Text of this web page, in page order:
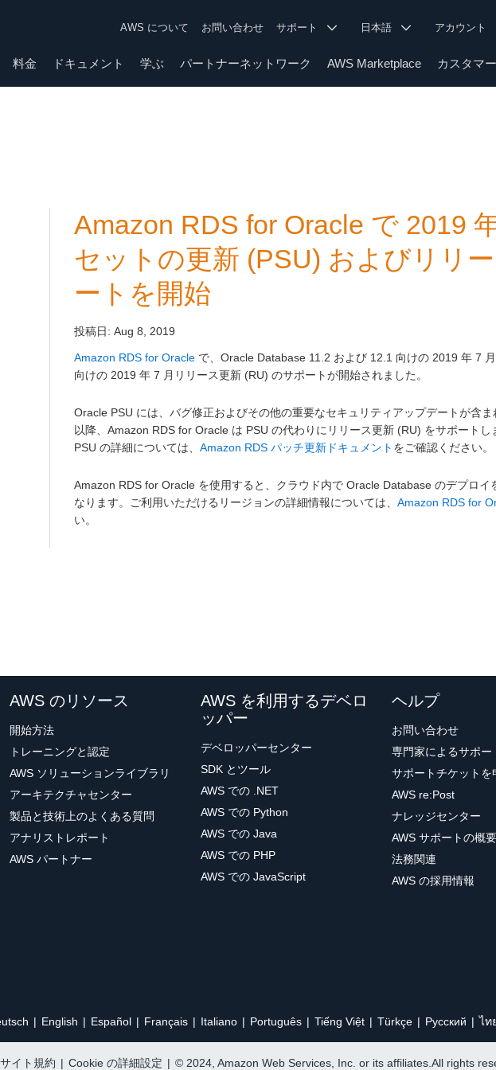
AWS について お問い合わせ サポート 日本語 アカウント
料金 ドキュメント 学ぶ パートナーネットワーク AWS Marketplace カスタマ
Amazon RDS for Oracle で 2019
セットの更新 (PSU) およびリリ
ートを開始
投稿日: Aug 8, 2019
Amazon RDS for Oracle で、Oracle Database 11.2 および 12.1 向けの 2019 年 7
向けの 2019 年 7 月リリース更新 (RU) のサポートが開始されました。
Oracle PSU には、バグ修正およびその他の重要なセキュリティアップデートが含
以降、Amazon RDS for Oracle は PSU の代わりにリリース更新 (RU) をサポート
PSU の詳細については、 Amazon RDS パッチ更新ドキュメント をご確認ください。
Amazon RDS for Oracle を使用すると、クラウド内で Oracle Database のデプロ
なります。ご利用いただけるリージョンの詳細情報については、 Amazon RDS for
い。
AWS のリソース
開始方法
トレーニングと認定
AWS ソリューションライブラリ
アーキテクチャセンター
製品と技術上のよくある質問
アナリストレポート
AWS パートナー
AWS を利用するデベロ
ッパー
デベロッパーセンター
SDK とツール
AWS での .NET
AWS での Python
AWS での Java
AWS での PHP
AWS での JavaScript
ヘルプ
お問い合わせ
専門家によるサポー
サポートチケットを
AWS re:Post
ナレッジセンター
AWS サポートの概要
法務関連
AWS の採用情報
English Español Français Italiano Português Tiếng Việt Türkçe Ρусский ไท
サイト規約 | Cookie の詳細設定 | © 2024, Amazon Web Services, Inc. or its affiliates.All rights